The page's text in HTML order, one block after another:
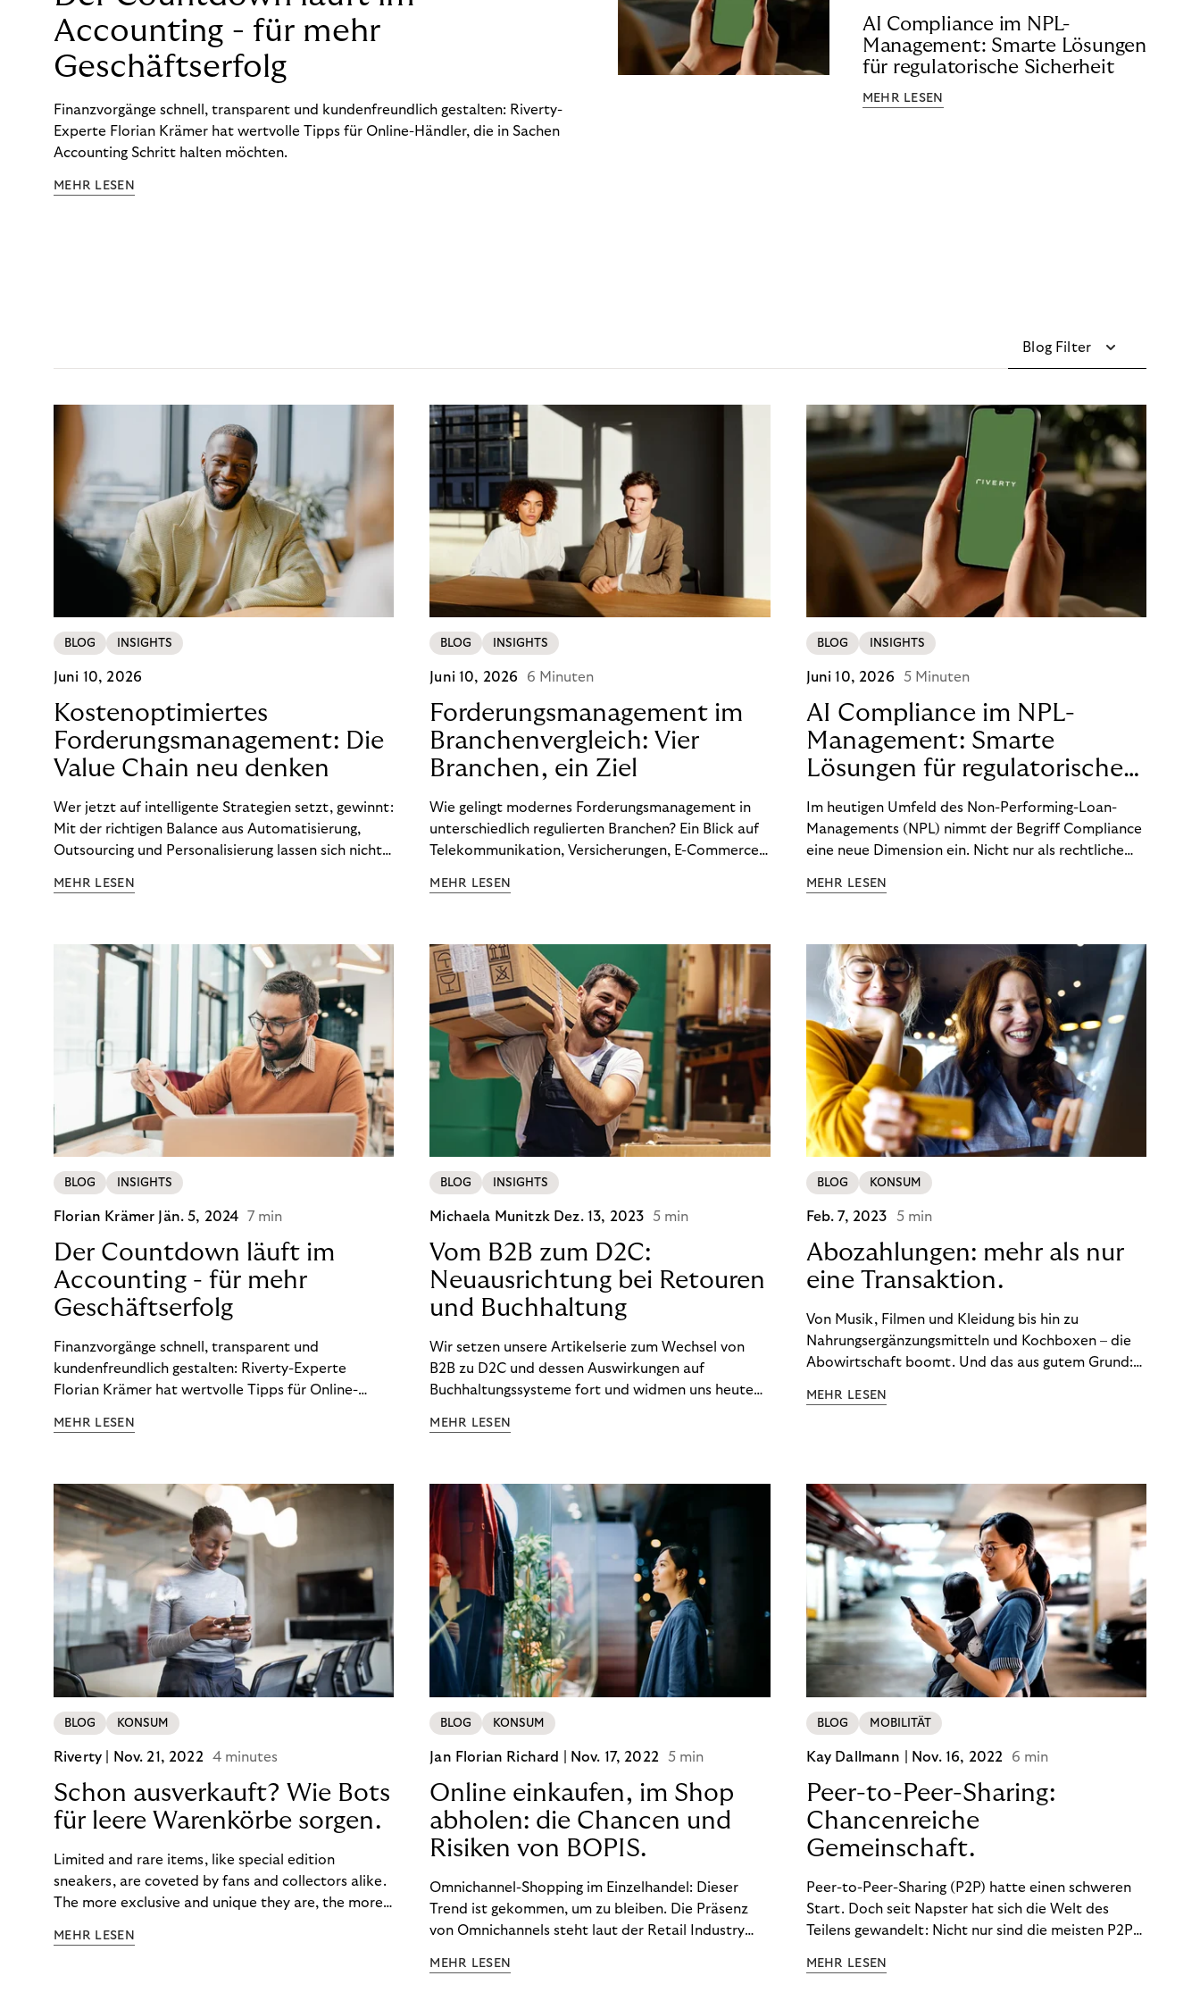
Accounting - für mehr
Geschäftserfolg
Finanzvorgänge schnell, transparent und kundenfreundlich gestalten: Riverty-
Experte Florian Krämer hat wertvolle Tipps für Online-Händler, die in Sachen
Accounting Schritt halten möchten.
MEHR LESEN
AI Compliance im NPL-
Management: Smarte Lösungen
für regulatorische Sicherheit
MEHR LESEN
Blog Filter
BLOG INSIGHTS
Juni 10, 2026
Kostenoptimiertes
Forderungsmanagement: Die
Value Chain neu denken
Wer jetzt auf intelligente Strategien setzt, gewinnt:
Mit der richtigen Balance aus Automatisierung,
Outsourcing und Personalisierung lassen sich nicht
Ergebnisse sichern. Riverty zeigt, wie Recovery-
MEHR LESEN
BLOG INSIGHTS
Juni 10, 2026 6 Minuten
Forderungsmanagement im
Branchenvergleich: Vier
Branchen, ein Ziel
Wie gelingt modernes Forderungsmanagement in
unterschiedlich regulierten Branchen? Ein Blick auf
Telekommunikation, Versicherungen, E-Commerce
wirksam reduzieren will, braucht keine
MEHR LESEN
BLOG INSIGHTS
Juni 10, 2026 5 Minuten
AI Compliance im NPL-
Management: Smarte
Lösungen für regulatorische
Sicherheit
Im heutigen Umfeld des Non-Performing-Loan-
Managements (NPL) nimmt der Begriff Compliance
eine neue Dimension ein. Nicht nur als rechtliche
Wettbewerbsvorteil. In einem Umfeld steigender
(DSGVO) – geraten viele Unternehmen an die
Grenzen traditioneller Compliance-Mechanismen.
MEHR LESEN
BLOG INSIGHTS
Florian Krämer Jän. 5, 2024 7 min
Der Countdown läuft im
Accounting - für mehr
Geschäftserfolg
Finanzvorgänge schnell, transparent und
kundenfreundlich gestalten: Riverty-Experte
Florian Krämer hat wertvolle Tipps für Online-
möchten.
MEHR LESEN
BLOG INSIGHTS
Michaela Munitzk Dez. 13, 2023 5 min
Vom B2B zum D2C:
Neuausrichtung bei Retouren
und Buchhaltung
Wir setzen unsere Artikelserie zum Wechsel von
B2B zu D2C und dessen Auswirkungen auf
Buchhaltungssysteme fort und widmen uns heute
im D2C-Bereich.
MEHR LESEN
BLOG KONSUM
Feb. 7, 2023 5 min
Abozahlungen: mehr als nur
eine Transaktion.
Von Musik, Filmen und Kleidung bis hin zu
Nahrungsergänzungsmitteln und Kochboxen – die
Abowirtschaft boomt. Und das aus gutem Grund:
wünschen. Sie ermöglichen es uns, Produkte und
entdeckt. Und das neue Geschäftsmodell rentiert
sich. Doch was genau können Sie tun, um
Abozahlungen für Ihren Erfolg zu nutzen?
MEHR LESEN
BLOG KONSUM
Riverty | Nov. 21, 2022 4 minutes
Schon ausverkauft? Wie Bots
für leere Warenkörbe sorgen.
Limited and rare items, like special edition
sneakers, are coveted by fans and collectors alike.
The more exclusive and unique they are, the more
industry uses artificial scarcity, also known as a
MEHR LESEN
BLOG KONSUM
Jan Florian Richard | Nov. 17, 2022 5 min
Online einkaufen, im Shop
abholen: die Chancen und
Risiken von BOPIS.
Omnichannel-Shopping im Einzelhandel: Dieser
Trend ist gekommen, um zu bleiben. Die Präsenz
von Omnichannels steht laut der Retail Industry
nicht mehr verzichtet werden kann. Ein fester
MEHR LESEN
BLOG MOBILITÄT
Kay Dallmann | Nov. 16, 2022 6 min
Peer-to-Peer-Sharing:
Chancenreiche
Gemeinschaft.
Peer-to-Peer-Sharing (P2P) hatte einen schweren
Start. Doch seit Napster hat sich die Welt des
Teilens gewandelt: Nicht nur sind die meisten P2P-
wird, hat sich geändert. Das bietet Unternehmen
MEHR LESEN